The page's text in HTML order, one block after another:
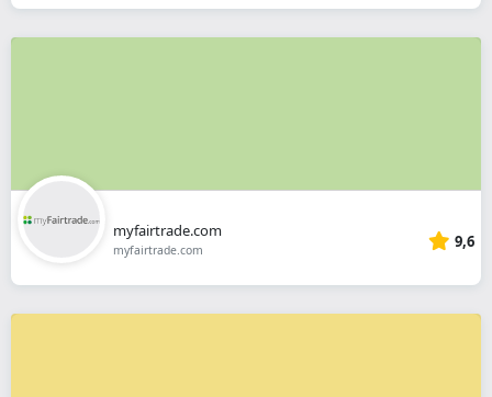
myfairtrade.com
myfairtrade.com 9,6